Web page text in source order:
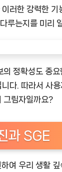
러한 강력한
루는지를 미리
의 정확성도 중
다. 따라서 사
그림자일까요?
과 SGE
여 우리 생활